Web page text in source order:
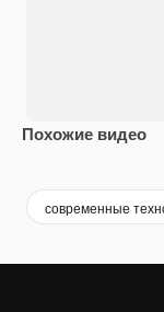
Похожие видео
современные